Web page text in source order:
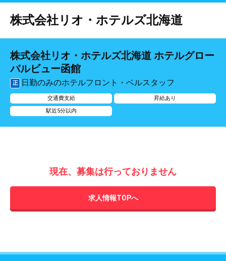
株式会社リオ・ホテルズ北海道
株式会社リオ・ホテルズ北海道 ホテルグロー
バルビュー函館
正 日勤のみのホテルフロント・ベルスタッフ
交通費支給
昇給あり
駅近5分以内
現在、募集は行っておりません
求人情報TOPへ